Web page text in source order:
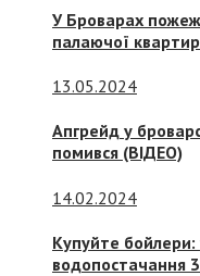
У Броварах
палаючої
13.05.2024
Апгрейд у
помився (ВІДЕО)
14.02.2024
Купуйте бойлери:
водопостачання